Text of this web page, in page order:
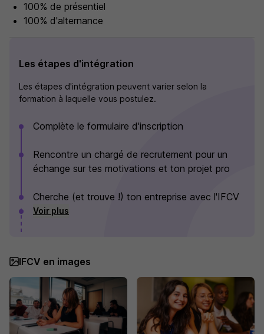
100% de présentiel
100% d'alternance
Les étapes d'intégration
Les étapes d'intégration peuvent varier selon la
formation à laquelle vous postulez.
Complète le formulaire d'inscription
Rencontre un chargé de recrutement pour un
échange sur tes motivations et ton projet pro
Cherche (et trouve !) ton entreprise avec l'IFCV
Voir plus
IFCV en images